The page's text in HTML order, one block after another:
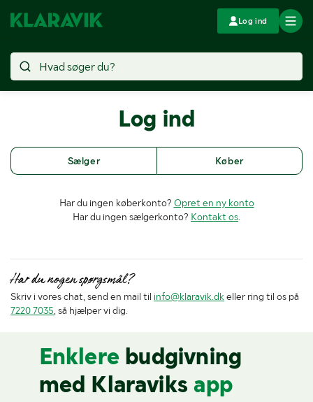
Log ind
Log ind
Sælger Køber
Har du ingen køberkonto? Opret en ny konto
Har du ingen sælgerkonto? Kontakt os
Har du nogen spørgsmål?
Skriv i vores chat, send en mail til info@klaravik.dk eller ring til os på
7220 7035 , så hjælper vi dig.
Enklere budgivning
med Klaraviks app